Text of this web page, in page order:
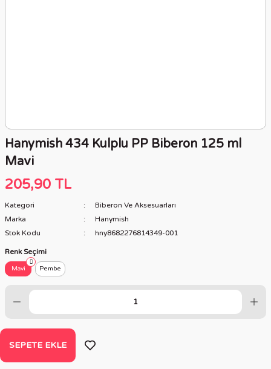
Hanymish 434 Kulplu PP Biberon 125 ml
Mavi
205,90 TL
Kategori
Biberon Ve Aksesuarları
Marka
Hanymish
Stok Kodu
hny8682276814349-001
Renk Seçimi
Mavi Pembe
SEPETE EKLE